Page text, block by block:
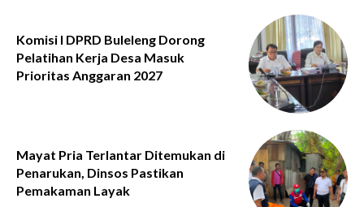
Komisi I DPRD Buleleng Dorong
Pelatihan Kerja Desa Masuk
Prioritas Anggaran 2027
Mayat Pria Terlantar Ditemukan di
Penarukan, Dinsos Pastikan
Pemakaman Layak